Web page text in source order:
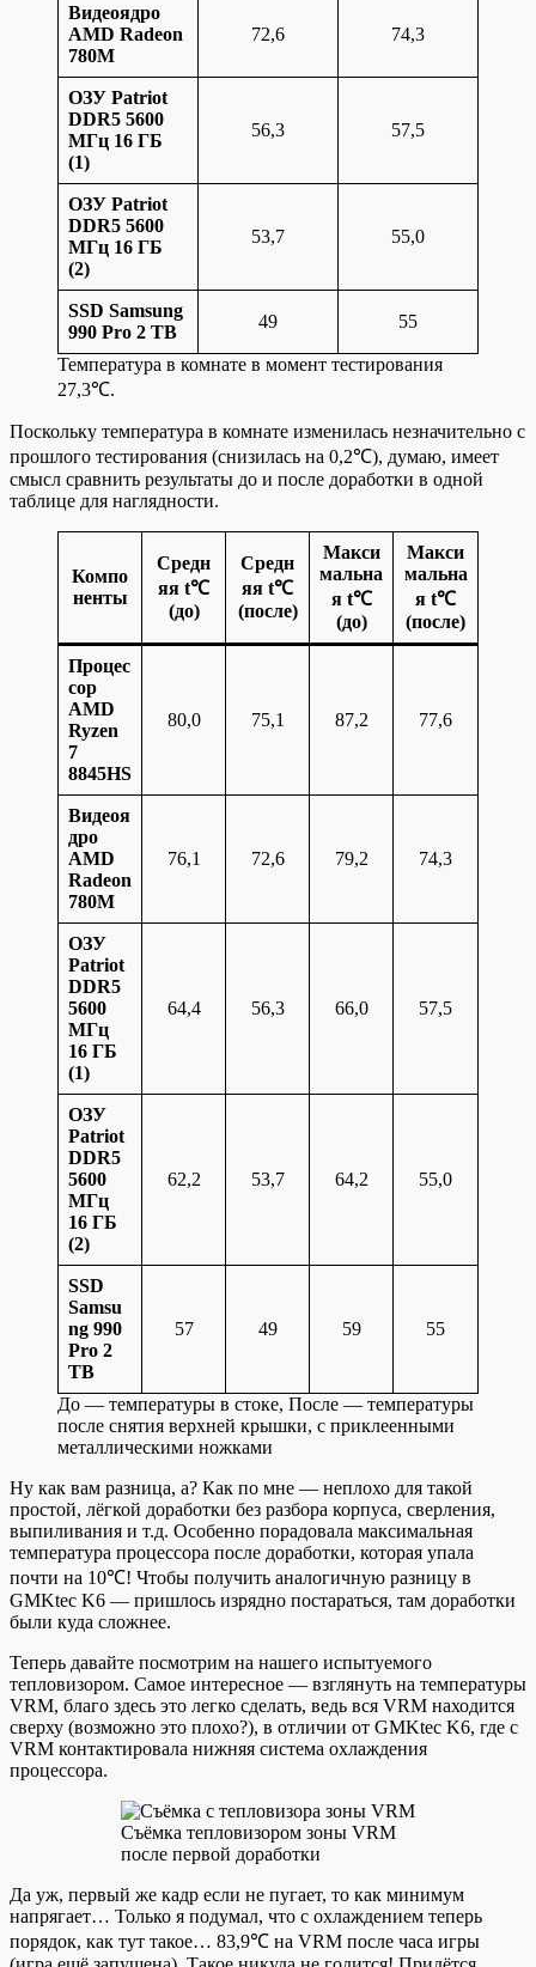
Видеоядро
AMD Radeon
780M
72,6 74,3
ОЗУ Patriot
DDR5 5600
МГц 16 ГБ
(1)
56,3 57,5
ОЗУ Patriot
DDR5 5600
МГц 16 ГБ
(2)
53,7 55,0
SSD Samsung
990 Pro 2 TB
49 55
Температура в комнате в момент тестирования
27,3℃.
Поскольку температура в комнате изменилась незначительно с
прошлого тестирования (снизилась на 0,2℃), думаю, имеет
смысл сравнить результаты до и после доработки в одной
таблице для наглядности.
Компо
ненты
Средн
яя t℃
(до)
Средн
яя t℃
(после)
Макси
мальна
я t℃
(до)
Макси
мальна
я t℃
(после)
Процес
сор
AMD
Ryzen
7
8845HS
80,0 75,1 87,2 77,6
Видеоя
дро
AMD
Radeon
780M
76,1 72,6 79,2 74,3
ОЗУ
Patriot
DDR5
5600
МГц
16 ГБ
(1)
64,4 56,3 66,0 57,5
ОЗУ
Patriot
DDR5
5600
МГц
16 ГБ
(2)
62,2 53,7 64,2 55,0
SSD
Samsu
ng 990
Pro 2
TB
57 49 59 55
До — температуры в стоке, После — температуры
после снятия верхней крышки, с приклеенными
металлическими ножками
Ну как вам разница, а? Как по мне — неплохо для такой
простой, лёгкой доработки без разбора корпуса, сверления,
выпиливания и т.д. Особенно порадовала максимальная
температура процессора после доработки, которая упала
почти на 10℃! Чтобы получить аналогичную разницу в
GMKtec K6 — пришлось изрядно постараться, там доработки
были куда сложнее.
Теперь давайте посмотрим на нашего испытуемого
тепловизором. Самое интересное — взглянуть на температуры
VRM, благо здесь это легко сделать, ведь вся VRM находится
сверху (возможно это плохо?), в отличии от GMKtec K6, где с
VRM контактировала нижняя система охлаждения
процессора.
Съёмка тепловизором зоны VRM
после первой доработки
Да уж, первый же кадр если не пугает, то как минимум
напрягает… Только я подумал, что с охлаждением теперь
порядок, как тут такое… 83,9℃ на VRM после часа игры